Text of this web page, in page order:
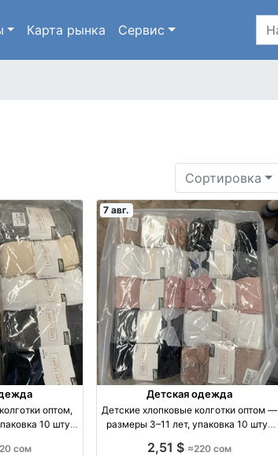
Карта рынка Сервис
Сортировка
оптом,
10 штук
сом
7 авг.
Детская одежда
Детские хлопковые колготки оптом —
размеры 3–11 лет, упаковка 10 штук
2,51 $ ≈220 сом